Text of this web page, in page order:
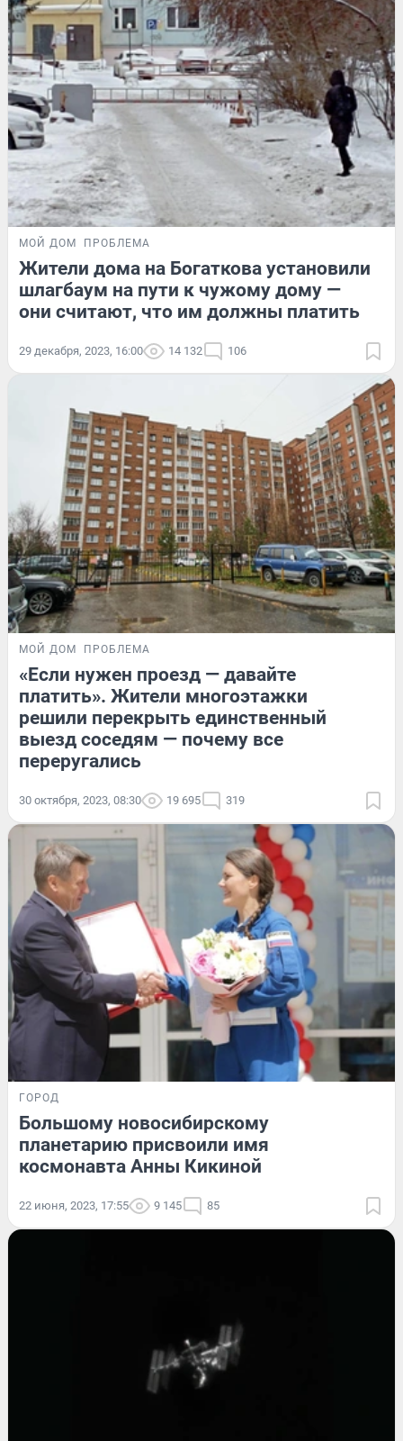
МОЙ ДОМ ПРОБЛЕМА
Жители дома на Богаткова установили
шлагбаум на пути к чужому дому —
они считают, что им должны платить
29 декабря, 2023, 16:00 14 132 106
МОЙ ДОМ ПРОБЛЕМА
«Если нужен проезд — давайте
платить». Жители многоэтажки
решили перекрыть единственный
выезд соседям — почему все
переругались
30 октября, 2023, 08:30 19 695 319
ГОРОД
Большому новосибирскому
планетарию присвоили имя
космонавта Анны Кикиной
22 июня, 2023, 17:55 9 145 85